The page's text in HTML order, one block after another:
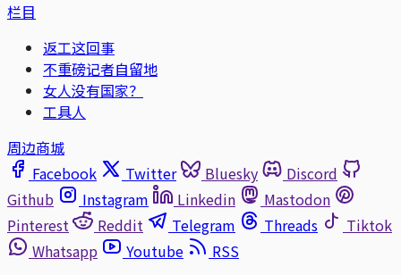
栏目
返工这回事
不重磅记者自留地
女人没有国家？
工具人
周边商城
Facebook
Twitter Bluesky
Discord
Github
Instagram Linkedin
Mastodon
Pinterest
Reddit Telegram Threads
Tiktok
Whatsapp
Youtube
RSS